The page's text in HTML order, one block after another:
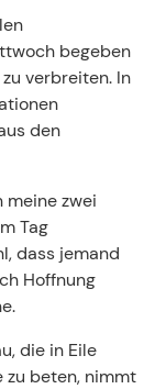
begeben
verbreiten. In
den
meine zwei
Tag
dass jemand
Hoffnung
die in Eile
zu beten, nimmt